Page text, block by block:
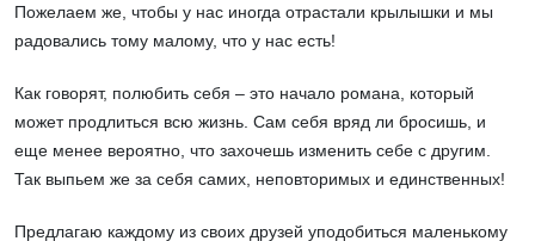
Пожелаем же, чтобы у нас иногда отрастали крылышки и мы
радовались тому малому, что у нас есть!
Как говорят, полюбить себя – это начало романа, который
может продлиться всю жизнь. Сам себя вряд ли бросишь, и
еще менее вероятно, что захочешь изменить себе с другим.
Так выпьем же за себя самих, неповторимых и единственных!
Предлагаю каждому из своих друзей уподобиться маленькому